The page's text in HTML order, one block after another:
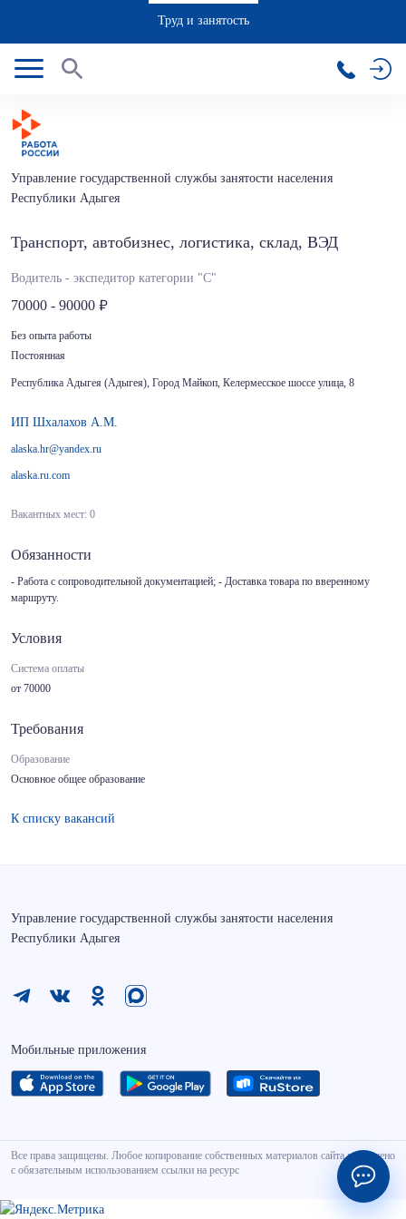
Труд и занятость
Управление государственной службы занятости населения
Республики Адыгея
Транспорт, автобизнес, логистика, склад, ВЭД
Водитель - экспедитор категории "С"
70000 - 90000
Без опыта работы
Постоянная
Республика Адыгея (Адыгея), Город Майкоп, Келермесское шоссе улица, 8
ИП Шхалахов А.М.
alaska.hr@yandex.ru
alaska.ru.com
Вакантных мест: 0
Обязанности
- Работа с сопроводительной документацией; - Доставка товара по вверенному
маршруту.
Условия
Система оплаты
от 70000
Требования
Образование
Основное общее образование
К списку вакансий
Управление государственной службы занятости населения
Республики Адыгея
Мобильные приложения
Все права защищены. Любое копирование собственных материалов сайта разрешено
с обязательным использованием ссылки на ресурс